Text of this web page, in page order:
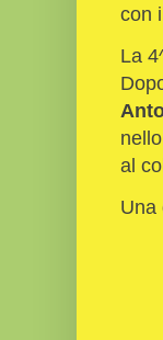
con
La
al
Una